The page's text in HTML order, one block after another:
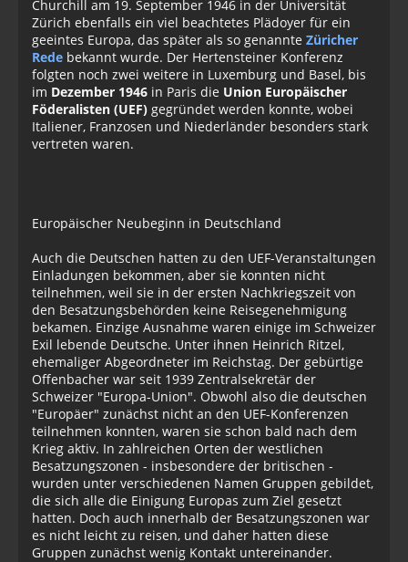
Churchill am 19. September 1946 in der Universität
Zürich ebenfalls ein viel beachtetes Plädoyer für ein
geeintes Europa, das später als so genannte Züricher
Rede bekannt wurde. Der Hertensteiner Konferenz
folgten noch zwei weitere in Luxemburg und Basel, bis
im Dezember 1946 in Paris die Union Europäischer
Föderalisten (UEF) gegründet werden konnte, wobei
Italiener, Franzosen und Niederländer besonders stark
vertreten waren.
Europäischer Neubeginn in Deutschland
Auch die Deutschen hatten zu den UEF-Veranstaltungen
Einladungen bekommen, aber sie konnten nicht
teilnehmen, weil sie in der ersten Nachkriegszeit von
den Besatzungsbehörden keine Reisegenehmigung
bekamen. Einzige Ausnahme waren einige im Schweizer
Exil lebende Deutsche. Unter ihnen Heinrich Ritzel,
ehemaliger Abgeordneter im Reichstag. Der gebürtige
Offenbacher war seit 1939 Zentralsekretär der
Schweizer "Europa-Union". Obwohl also die deutschen
"Europäer" zunächst nicht an den UEF-Konferenzen
teilnehmen konnten, waren sie schon bald nach dem
Krieg aktiv. In zahlreichen Orten der westlichen
Besatzungszonen - insbesondere der britischen -
wurden unter verschiedenen Namen Gruppen gebildet,
die sich alle die Einigung Europas zum Ziel gesetzt
hatten. Doch auch innerhalb der Besatzungszonen war
es nicht leicht zu reisen, und daher hatten diese
Gruppen zunächst wenig Kontakt untereinander.